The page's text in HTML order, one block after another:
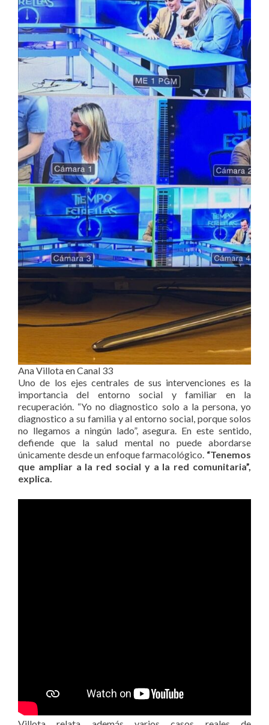
Ana Villota en Canal 33
Uno de los ejes centrales de sus intervenciones es la
importancia del entorno social y familiar en la
recuperación. “Yo no diagnostico solo a la persona, yo
diagnostico a su familia y al entorno social, porque solos
no llegamos a ningún lado”, asegura. En este sentido,
defiende que la salud mental no puede abordarse
únicamente desde un enfoque farmacológico. “Tenemos
que ampliar a la red social y a la red comunitaria”,
explica.